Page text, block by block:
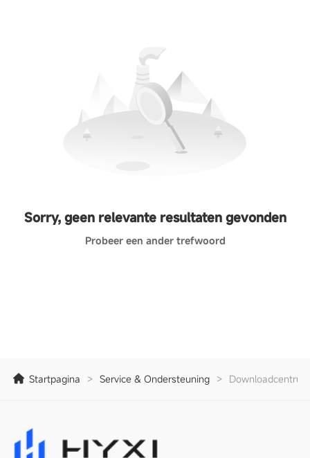
Sorry, geen relevante resultaten gevonden
Probeer een ander trefwoord
Startpagina > Service & Ondersteuning > Downloadcentrum